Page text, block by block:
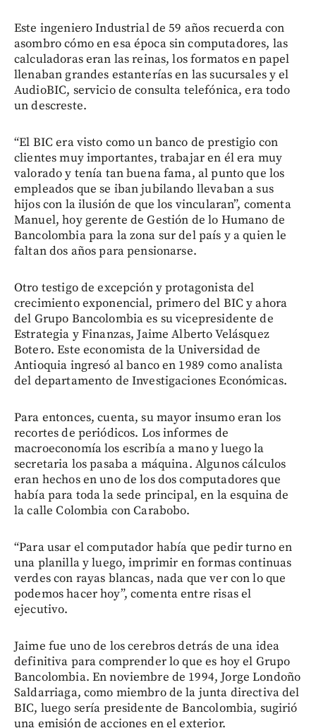
Este ingeniero Industrial de 59 años recuerda con
asombro cómo en esa época sin computadores, las
calculadoras eran las reinas, los formatos en papel
llenaban grandes estanterías en las sucursales y el
AudioBIC, servicio de consulta telefónica, era todo
un descreste.
“El BIC era visto como un banco de prestigio con
clientes muy importantes, trabajar en él era muy
valorado y tenía tan buena fama, al punto que los
empleados que se iban jubilando llevaban a sus
hijos con la ilusión de que los vincularan”, comenta
Manuel, hoy gerente de Gestión de lo Humano de
Bancolombia para la zona sur del país y a quien le
faltan dos años para pensionarse.
Otro testigo de excepción y protagonista del
crecimiento exponencial, primero del BIC y ahora
del Grupo Bancolombia es su vicepresidente de
Estrategia y Finanzas, Jaime Alberto Velásquez
Botero. Este economista de la Universidad de
Antioquia ingresó al banco en 1989 como analista
del departamento de Investigaciones Económicas.
Para entonces, cuenta, su mayor insumo eran los
recortes de periódicos. Los informes de
macroeconomía los escribía a mano y luego la
secretaria los pasaba a máquina. Algunos cálculos
eran hechos en uno de los dos computadores que
había para toda la sede principal, en la esquina de
la calle Colombia con Carabobo.
“Para usar el computador había que pedir turno en
una planilla y luego, imprimir en formas continuas
verdes con rayas blancas, nada que ver con lo que
podemos hacer hoy”, comenta entre risas el
ejecutivo.
Jaime fue uno de los cerebros detrás de una idea
definitiva para comprender lo que es hoy el Grupo
Bancolombia. En noviembre de 1994, Jorge Londoño
Saldarriaga, como miembro de la junta directiva del
BIC, luego sería presidente de Bancolombia, sugirió
una emisión de acciones en el exterior.